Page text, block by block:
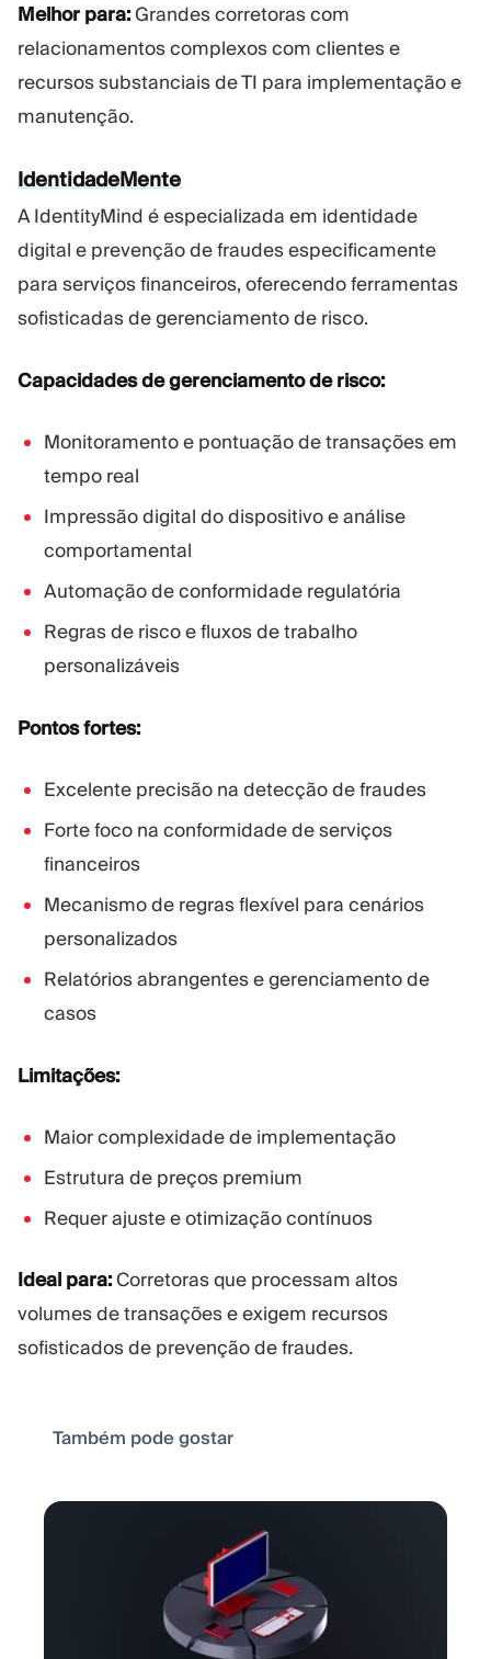
Melhor para:Grandes corretoras com
relacionamentos complexos com clientes e
recursos substanciais de TI para implementação e
manutenção.
IdentidadeMente
A IdentityMind é especializada em identidade
digital e prevenção de fraudes especificamente
para serviços financeiros, oferecendo ferramentas
sofisticadas de gerenciamento de risco.
Capacidades de gerenciamento de risco:
Monitoramento e pontuação de transações em
tempo real
Impressão digital do dispositivo e análise
comportamental
Automação de conformidade regulatória
Regras de risco e fluxos de trabalho
personalizáveis
Pontos fortes:
Excelente precisão na detecção de fraudes
Forte foco na conformidade de serviços
financeiros
Mecanismo de regras flexível para cenários
personalizados
Relatórios abrangentes e gerenciamento de
casos
Limitações:
Maior complexidade de implementação
Estrutura de preços premium
Requer ajuste e otimização contínuos
Ideal para:Corretoras que processam altos
volumes de transações e exigem recursos
sofisticados de prevenção de fraudes.
Também pode gostar